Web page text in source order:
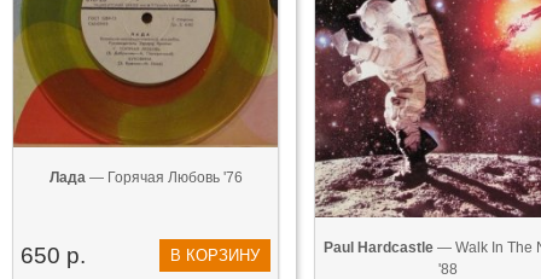
Лада— Горячая Любовь '76
650 р. В КОРЗИНУ Paul Hardcastle — Walk In The
'88